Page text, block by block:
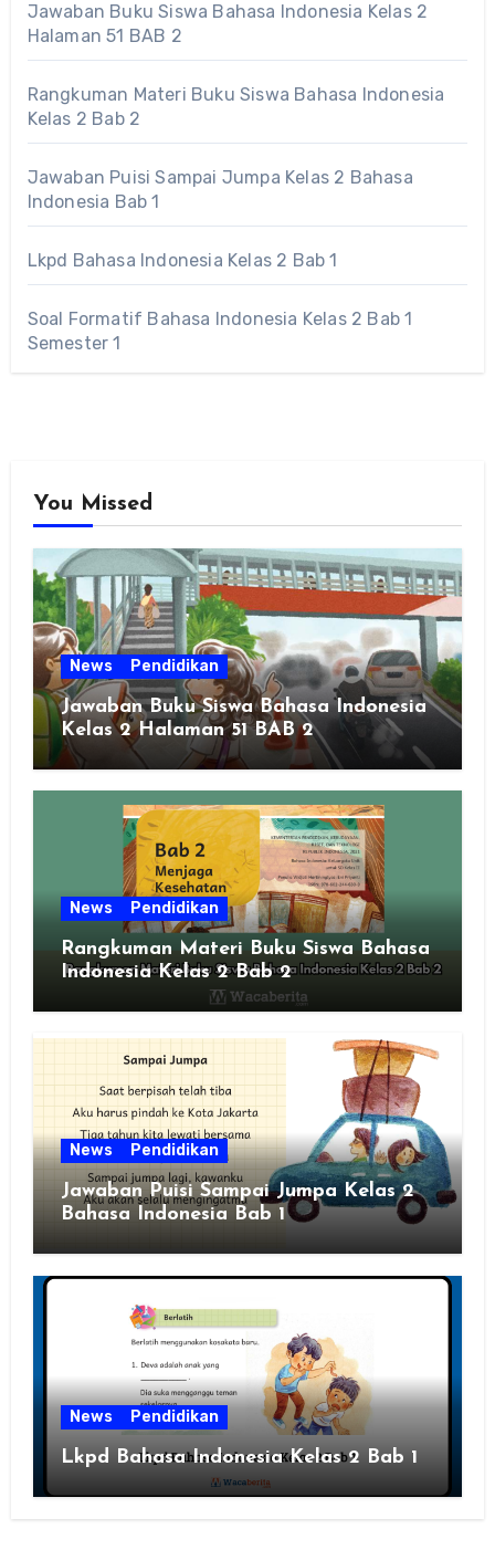
Jawaban Buku Siswa Bahasa Indonesia Kelas 2
Halaman 51 BAB 2
Rangkuman Materi Buku Siswa Bahasa Indonesia
Kelas 2 Bab 2
Jawaban Puisi Sampai Jumpa Kelas 2 Bahasa
Indonesia Bab 1
Lkpd Bahasa Indonesia Kelas 2 Bab 1
Soal Formatif Bahasa Indonesia Kelas 2 Bab 1
Semester 1
You Missed
News Pendidikan
Jawaban Buku Siswa Bahasa Indonesia
Kelas 2 Halaman 51 BAB 2
News Pendidikan
Rangkuman Materi Buku Siswa Bahasa
Indonesia Kelas 2 Bab 2
News Pendidikan
Jawaban Puisi Sampai Jumpa Kelas 2
Bahasa Indonesia Bab 1
News Pendidikan
Lkpd Bahasa Indonesia Kelas 2 Bab 1